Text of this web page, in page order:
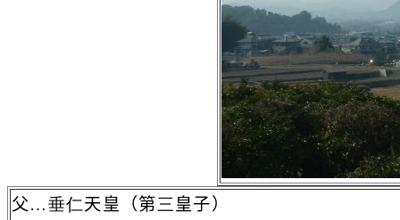
父…垂仁天皇（第三 皇子）